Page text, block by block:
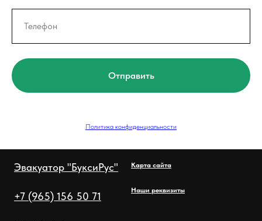
Отправить
Политика конфиденциальности
Эвакуатор "БуксиРус"
+7 (965) 156 50 71
Карта сайта
Наши реквизиты